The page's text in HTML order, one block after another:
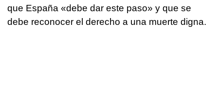
que España «debe dar este paso» y que se
debe reconocer el derecho a una muerte digna.